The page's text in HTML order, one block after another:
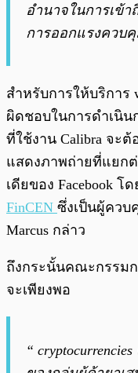
อำนาจในการเข้
การออกแรงควบ
สำหรับการให้บริการ
ผิดชอบในการดำเนิ
ที่ใช้งาน Calibra จะต้
แสดงภาพถ่ายที่แยก
เดียของ Facebook โ
FinCEN ซึ่งเป็นผู้คว
Marcus กล่าว
ถึงกระนั้นคณะกรรม
จะเพียงพอ
“